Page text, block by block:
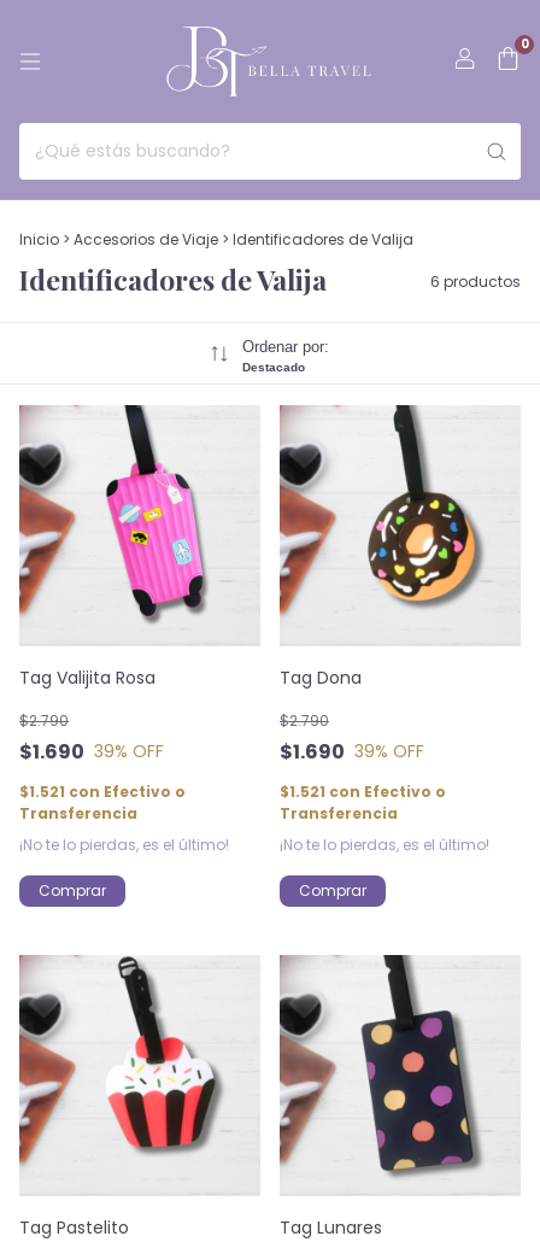
0
Inicio > Accesorios de Viaje > Identificadores de Valija
Identificadores de Valija 6 productos
Ordenar por:
Destacado
Tag Valijita Rosa
$1.690
$2.790
39% OFF
$1.521 con Efectivo o
Transferencia
¡No te lo pierdas, es el último!
Comprar
Tag Dona
$1.690
$2.790
39% OFF
$1.521 con Efectivo o
Transferencia
¡No te lo pierdas, es el último!
Tag Pastelito Tag Lunares